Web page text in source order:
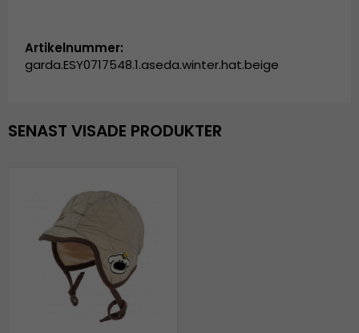
Artikelnummer:
garda.ESY0717548.1.aseda.winter.hat.beige
SENAST VISADE PRODUKTER